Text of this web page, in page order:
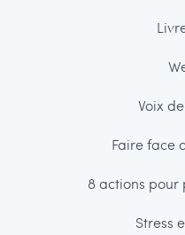
Voix
Faire face
8 actions
Stress